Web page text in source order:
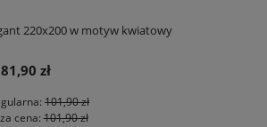
220x200 w motyw kwiatowy
81,90 zł
101,90 zł
cena:101,90 zł